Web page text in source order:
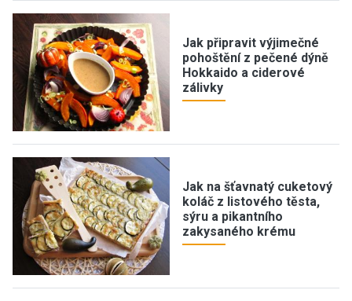
Jak připravit výjimečné
pohoštění z pečené dýně
Hokkaido a ciderové
zálivky
Jak na šťavnatý cuketový
koláč z listového těsta,
sýru a pikantního
zakysaného krému